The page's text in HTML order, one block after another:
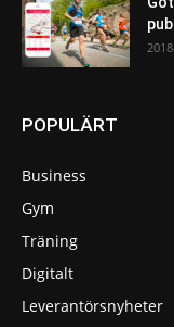
POPULÄRT
Business
Gym
Träning
Digitalt
Leverantörsnyheter